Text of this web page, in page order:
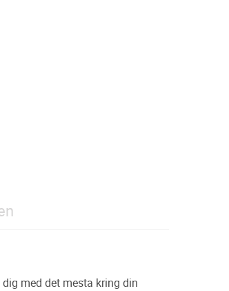
med det mesta kring din